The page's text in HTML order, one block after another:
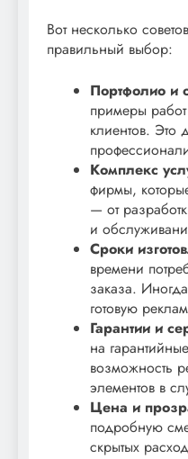
Вот несколько
правильный выбор:
Портфолио и
примеры
клиентов. Это
Комплекс
фирмы,
— от
и
Сроки
времени
заказа.
готовую
Гарантии и
на
возможность
элементов в
Цена и
подробную
скрытых